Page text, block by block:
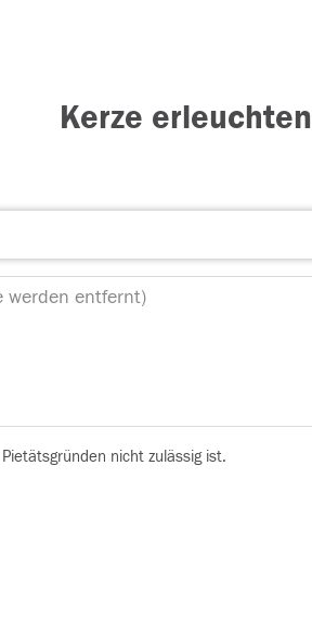
Kerze erleuchten
nicht zulässig ist.